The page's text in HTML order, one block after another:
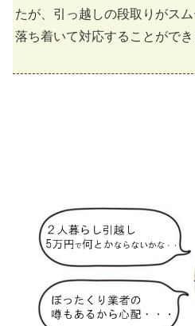
たが、引っ越しの段取りがス
落ち着いて対応することができ